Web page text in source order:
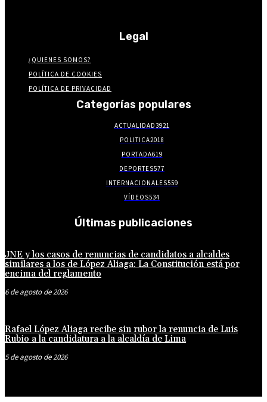
Legal
¿QUIENES SOMOS?
POLÍTICA DE COOKIES
POLÍTICA DE PRIVACIDAD
Categorías populares
ACTUALIDAD3921
POLITICA2018
PORTADA619
DEPORTES577
INTERNACIONALES559
VÍDEOS534
Últimas publicaciones
JNE y los casos de renuncias de candidatos a alcaldes
similares a los de López Aliaga: La Constitución está por
encima del reglamento
6 de agosto de 2026
Rafael López Aliaga recibe sin rubor la renuncia de Luis
Rubio a la candidatura a la alcaldía de Lima
5 de agosto de 2026